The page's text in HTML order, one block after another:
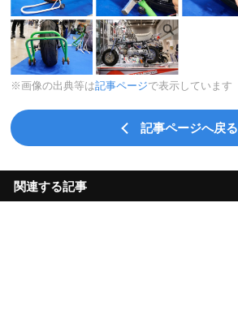
※画像の出典等は記事ページで表示しています
記事ページへ戻る
関連する記事